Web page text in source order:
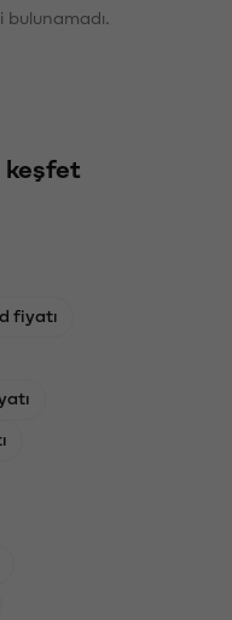
bulunamadı.
keşfet
fiyatı